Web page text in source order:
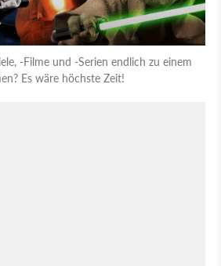
-Filme und -Serien endlich zu einem
Es wäre höchste Zeit!